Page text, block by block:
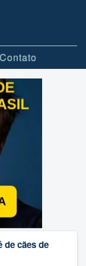
Contato
de cães de